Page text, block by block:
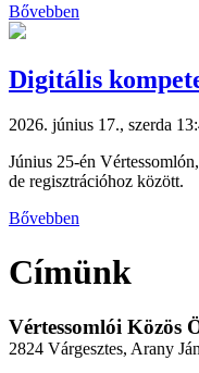
Bővebben
Digitális
2026. június 17., szerda
Június 25-én
de regisztrációhoz között.
Bővebben
Címünk
Vértessomlói Közös
2824 Várgesztes, Arany